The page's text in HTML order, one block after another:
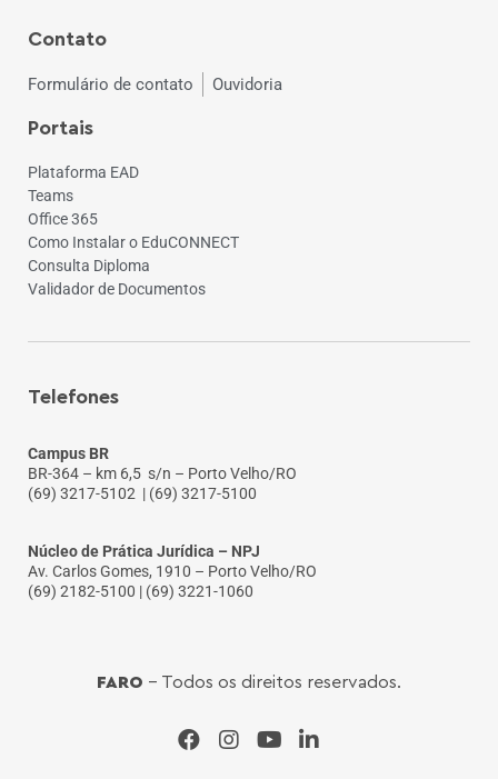
Contato
Formulário de contato Ouvidoria
Portais
Plataforma EAD
Teams
Office 365
Como Instalar o EduCONNECT
Consulta Diploma
Validador de Documentos
Telefones
Campus BR
BR-364 – km 6,5 s/n – Porto Velho/RO
(69) 3217-5102 | (69) 3217-5100
Núcleo de Prática Jurídica – NPJ
Av. Carlos Gomes, 1910 – Porto Velho/RO
(69) 2182-5100 | (69) 3221-1060
FARO - Todos os direitos reservados.